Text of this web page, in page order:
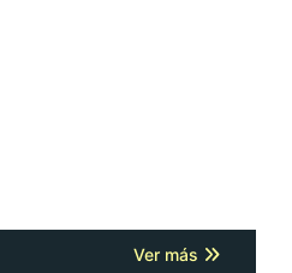
Ver más